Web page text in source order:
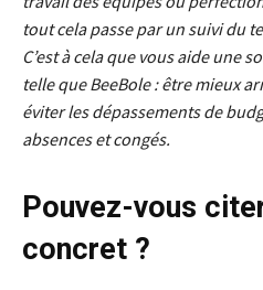
tout cela passe par un suivi du
C’est à cela que vous aide une
telle que BeeBole : être mieux
éviter les dépassements de
absences et congés.
Pouvez-vous
concret ?